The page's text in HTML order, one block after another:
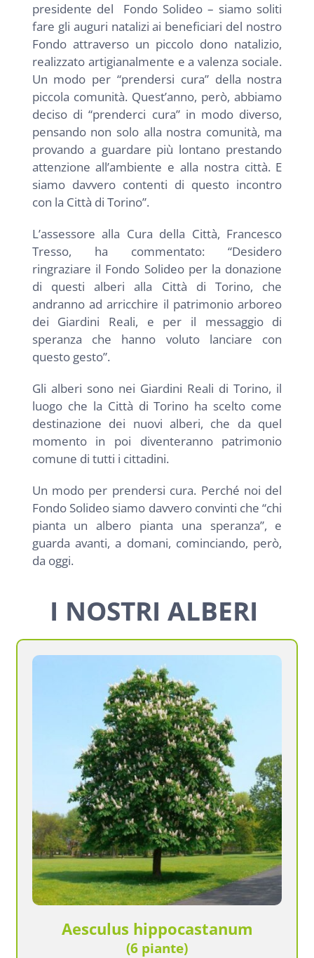
presidente del Fondo Solideo – siamo soliti
fare gli auguri natalizi ai beneficiari del nostro
Fondo attraverso un piccolo dono natalizio,
realizzato artigianalmente e a valenza sociale.
Un modo per “prendersi cura” della nostra
piccola comunità. Quest’anno, però, abbiamo
deciso di “prenderci cura” in modo diverso,
pensando non solo alla nostra comunità, ma
provando a guardare più lontano prestando
attenzione all’ambiente e alla nostra città. E
siamo davvero contenti di questo incontro
con la Città di Torino”.
L’assessore alla Cura della Città, Francesco
Tresso, ha commentato: “Desidero
ringraziare il Fondo Solideo per la donazione
di questi alberi alla Città di Torino, che
andranno ad arricchire il patrimonio arboreo
dei Giardini Reali, e per il messaggio di
speranza che hanno voluto lanciare con
questo gesto”.
Gli alberi sono nei Giardini Reali di Torino, il
luogo che la Città di Torino ha scelto come
destinazione dei nuovi alberi, che da quel
momento in poi diventeranno patrimonio
comune di tutti i cittadini.
Un modo per prendersi cura. Perché noi del
Fondo Solideo siamo davvero convinti che “chi
pianta un albero pianta una speranza”, e
guarda avanti, a domani, cominciando, però,
da oggi.
I NOSTRI ALBERI
Aesculus hippocastanum
(6 piante)